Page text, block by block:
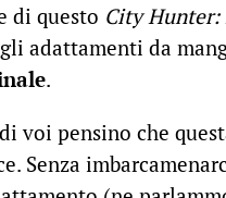
di questo City Hunter:
adattamenti da
.
voi pensino che
Senza